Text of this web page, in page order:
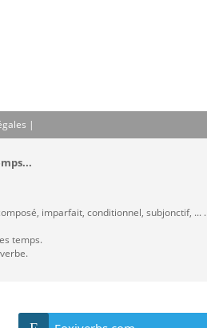
|
imparfait, conditionnel, subjonctif, ... .
temps.